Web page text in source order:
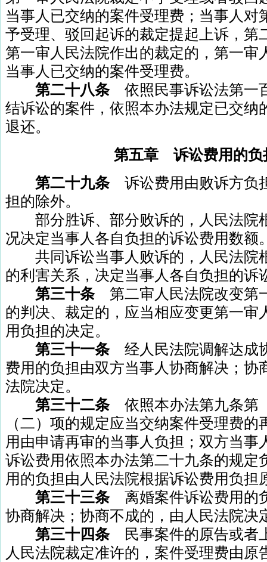
当事人已交纳的案件受理费；当事人对
予受理、驳回起诉的裁定提起上诉，第
第一审人民法院作出的裁定的，第一审
当事人已交纳的案件受理费。
第二十八条 依照民事诉讼法第一
结诉讼的案件，依照本办法规定已交纳
退还。
第五章 诉讼费用的负
第二十九条诉讼费用由败诉方负
担的除外。
部分胜诉、部分败诉的，人民法院
况决定当事人各自负担的诉讼费用数额
共同诉讼当事人败诉的，人民法院
的利害关系，决定当事人各自负担的诉
第三十条 第二审人民法院改变第
的判决、裁定的，应当相应变更第一审
用负担的决定。
第三十一条经人民法院调解达成
费用的负担由双方当事人协商解决；协
法院决定。
第三十二条 依照本办法第九条第
（二）项的规定应当交纳案件受理费
用由申请再审的当事人负担；双方当事
诉讼费用依照本办法第二十九条的规定
用的负担由人民法院根据诉讼费用负担
第三十三条 离婚案件诉讼费用的
协商解决；协商不成的，由人民法院决
第三十四条
民事案件的原告或者
人民法院裁定准许的，案件受理费由原